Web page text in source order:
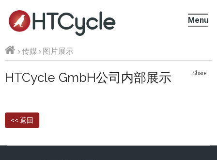
HTCycle Menu
传媒 图片展示
Share:
HTCycle GmbH公司内部展示
<< 返回